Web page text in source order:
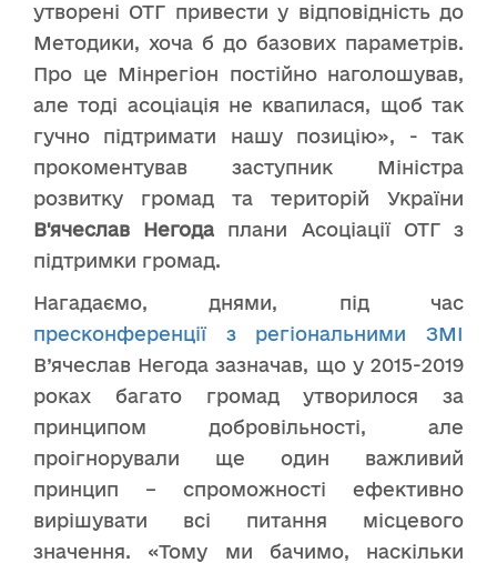
утворені ОТГ привести у відповідність до
Методики, хоча б до базових параметрів.
Про це Мінрегіон постійно наголошував,
але тоді асоціація не квапилася, щоб так
гучно підтримати нашу позицію», - так
прокоментував заступник Міністра
розвитку громад та територій України
В'ячеслав Негода плани Асоціації ОТГ з
підтримки громад.
Нагадаємо, днями, під час
пресконференції з регіональними ЗМІ
В’ячеслав Негода зазначав, що у 2015-2019
роках багато громад утворилося за
принципом добровільності, але
проігнорували ще один важливий
принцип – спроможності ефективно
вирішувати всі питання місцевого
значення. «Тому ми бачимо, наскільки